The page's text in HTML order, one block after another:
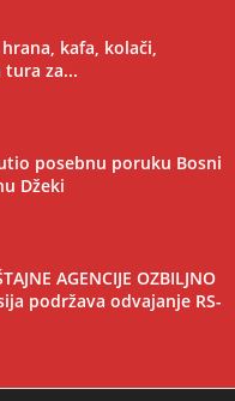
kafa, kolači,
za...
posebnu poruku Bosni
Džeki
AGENCIJE OZBILJNO
podržava odvajanje RS-